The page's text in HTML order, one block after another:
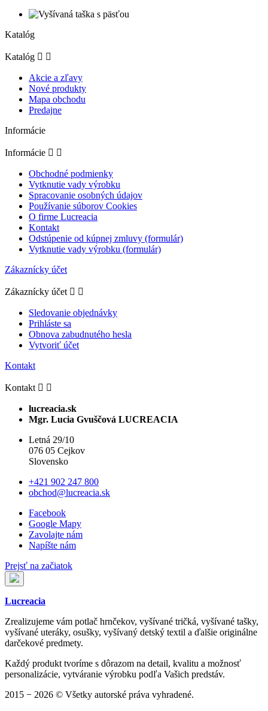
Katalóg
Katalóg  
Akcie a zľavy
Nové produkty
Mapa obchodu
Predajne
Informácie
Informácie  
Obchodné podmienky
Vytknutie vady výrobku
Spracovanie osobných údajov
Používanie súborov Cookies
O firme Lucreacia
Kontakt
Odstúpenie od kúpnej zmluvy (formulár)
Vytknutie vady výrobku (formulár)
Zákaznícky účet
Zákaznícky účet  
Sledovanie objednávky
Prihláste sa
Obnova zabudnutého hesla
Vytvoriť účet
Kontakt
Kontakt  
lucreacia.sk
Mgr. Lucia Gvuščová LUCREACIA
Letná 29/10
076 05 Cejkov
Slovensko
+421 902 247 800
obchod@lucreacia.sk
Facebook
Google Mapy
Zavolajte nám
Napíšte nám
Prejsť na začiatok
Lucreacia
Zrealizujeme vám potlač hrnčekov, vyšívané tričká, vyšívané tašky,
vyšívané uteráky, osušky, vyšívaný detský textil a ďalšie originálne
darčekové predmety.
Každý produkt tvoríme s dôrazom na detail, kvalitu a možnosť
personalizácie, vytváranie výrobku podľa Vašich predstáv.
2015 − 2026 © Všetky autorské práva vyhradené.